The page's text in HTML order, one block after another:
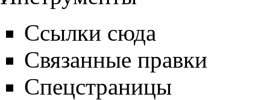
Ссылки сюда
Связанные правки
Спецстраницы